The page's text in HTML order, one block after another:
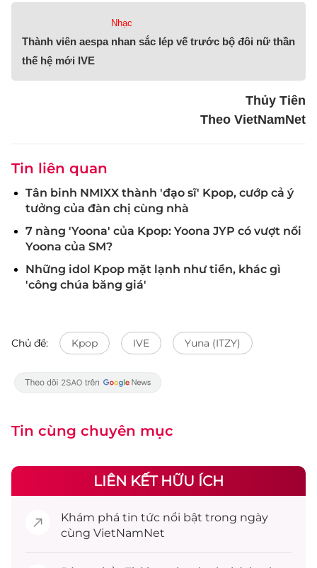
Nhạc
Thành viên aespa nhan sắc lép vế trước bộ đôi nữ thần
thế hệ mới IVE
Thủy Tiên
Theo VietNamNet
Tin liên quan
Tân binh NMIXX thành 'đạo sĩ' Kpop, cướp cả ý
tưởng của đàn chị cùng nhà
7 nàng 'Yoona' của Kpop: Yoona JYP có vượt nổi
Yoona của SM?
Những idol Kpop mặt lạnh như tiền, khác gì
'công chúa băng giá'
Chủ đề: Kpop IVE Yuna (ITZY)
Tin cùng chuyên mục
LIÊN KẾT HỮU ÍCH
Khám phá tin tức nổi bật trong ngày
cùng VietNamNet